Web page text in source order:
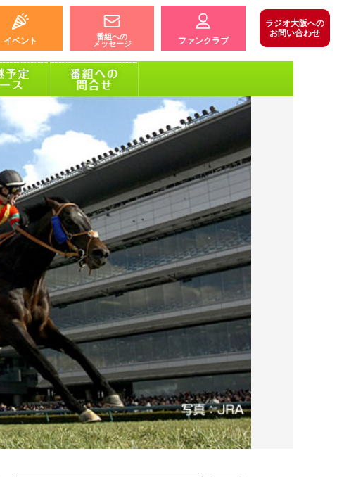
イベント
番組への
メッセージ
ファンクラブ
ラジオ大阪への
お問い合わせ